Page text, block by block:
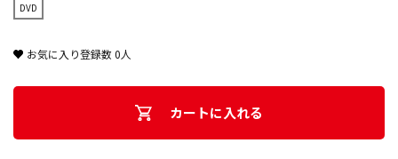
DVD
お気に入り登録数0人
カートに入れる